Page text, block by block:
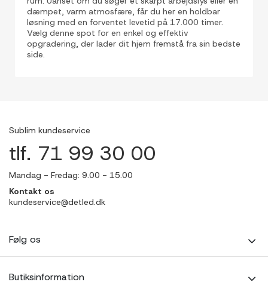
dæmpet, varm atmosfære, får du her en holdbar
løsning med en forventet levetid på 17.000 timer.
Vælg denne spot for en enkel og effektiv
opgradering, der lader dit hjem fremstå fra sin bedste
side.
Sublim kundeservice
tlf. 71 99 30 00
Mandag - Fredag: 9.00 - 15.00
Kontakt os
kundeservice@detled.dk
Følg os
Butiksinformation